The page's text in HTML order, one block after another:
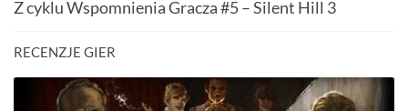
Z cyklu Wspomnienia Gracza #5 – Silent Hill 3
RECENZJE GIER